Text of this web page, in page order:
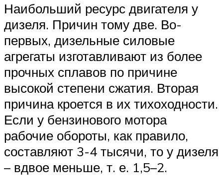
Наибольший ресурс двигателя у
дизеля. Причин тому две. Во-
первых, дизельные силовые
агрегаты изготавливают из более
прочных сплавов по причине
высокой степени сжатия. Вторая
причина кроется в их тихоходности.
Если у бензинового мотора
рабочие обороты, как правило,
составляют 3-4 тысячи, то у дизеля
– вдвое меньше, т. е. 1,5–2.